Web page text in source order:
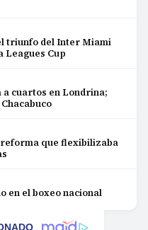
triunfo del Inter Miami
Leagues Cup
cuartos en Londrina;
que flexibilizaba
en el boxeo nacional